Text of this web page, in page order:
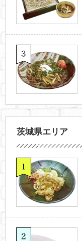
茨城県エリア